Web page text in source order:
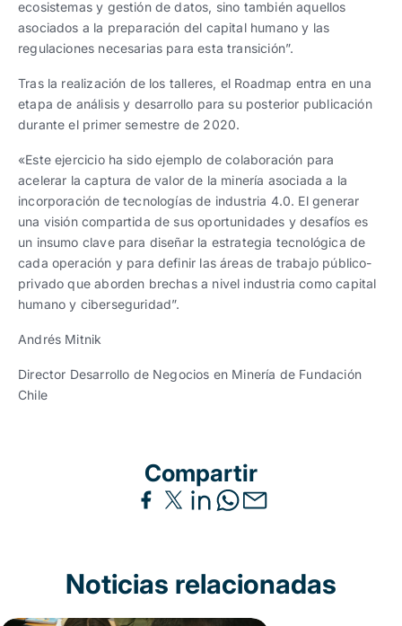
ecosistemas y gestión de datos, sino también aquellos
asociados a la preparación del capital humano y las
regulaciones necesarias para esta transición”.
Tras la realización de los talleres, el Roadmap entra en una
etapa de análisis y desarrollo para su posterior publicación
durante el primer semestre de 2020.
«Este ejercicio ha sido ejemplo de colaboración para
acelerar la captura de valor de la minería asociada a la
incorporación de tecnologías de industria 4.0. El generar
una visión compartida de sus oportunidades y desafíos es
un insumo clave para diseñar la estrategia tecnológica de
cada operación y para definir las áreas de trabajo público-
privado que aborden brechas a nivel industria como capital
humano y ciberseguridad”.
Andrés Mitnik
Director Desarrollo de Negocios en Minería de Fundación
Chile
Compartir
Noticias relacionadas